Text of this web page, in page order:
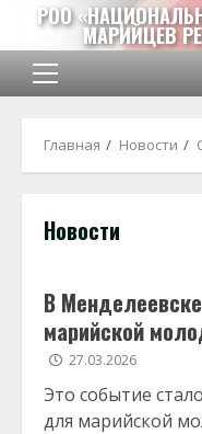
Перейти
содержимому
РОО
МАРИЙЦЕВ
Основное
Главная Новости
Новости
В
марийской
27.03.2026
Это событие
для марийской